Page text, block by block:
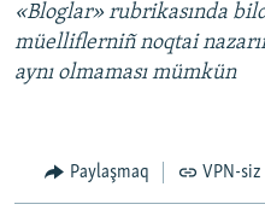
«Bloglar» rubrikasında
müelliflerniñ noqtai
aynı olmaması mümkün
Paylaşmaq VPN-siz